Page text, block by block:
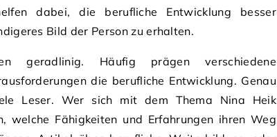
dabei, die berufliche Entwicklung besser
Bild der Person zu erhalten.
geradlinig. Häufig prägen verschiedene
die berufliche Entwicklung. Genau
Leser. Wer sich mit dem Thema Nina Heik
welche Fähigkeiten und Erfahrungen ihren Weg